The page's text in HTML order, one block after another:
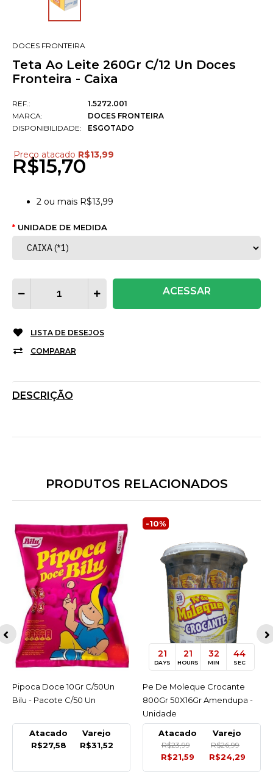
DOCES FRONTEIRA
Teta Ao Leite 260Gr C/12 Un Doces
Fronteira - Caixa
REF.:
MARCA:
DISPONIBILIDADE:
1.5272.001
DOCES FRONTEIRA
ESGOTADO
Preço atacado R$13,99
R$15,70
2 ou mais R$13,99
UNIDADE DE MEDIDA
ACESSAR
LISTA DE DESEJOS
COMPARAR
DESCRIÇÃO
PRODUTOS RELACIONADOS
ACESSAR
Pipoca Doce 10Gr C/50Un
Bilu - Pacote C/50 Un
Atacado
R$27,58
Varejo
R$31,52
-10%
ACESSAR
21
DAYS
21
HOURS
32
MIN
44
SEC
Pe De Moleque Crocante
800Gr 50X16Gr Amendupa -
Unidade
Atacado
R$23,99
R$21,59
Varejo
R$26,99
R$24,29